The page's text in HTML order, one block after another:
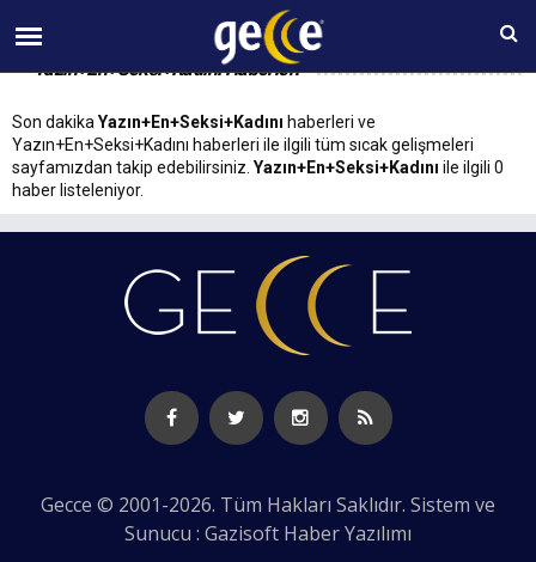
06 AĞUSTOS Perşembe 22:51
Yazın+En+Seksi+Kadını Haberleri
Son dakika Yazın+En+Seksi+Kadını haberleri ve
Yazın+En+Seksi+Kadını haberleri ile ilgili tüm sıcak gelişmeleri
sayfamızdan takip edebilirsiniz. Yazın+En+Seksi+Kadını ile ilgili 0
haber listeleniyor.
Gecce © 2001-2026. Tüm Hakları Saklıdır. Sistem ve
Sunucu : Gazisoft Haber Yazılımı